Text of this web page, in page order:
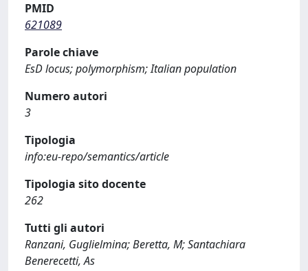
PMID
621089
Parole chiave
EsD locus; polymorphism; Italian population
Numero autori
3
Tipologia
info:eu-repo/semantics/article
Tipologia sito docente
262
Tutti gli autori
Ranzani, Guglielmina; Beretta, M; Santachiara
Benerecetti, As